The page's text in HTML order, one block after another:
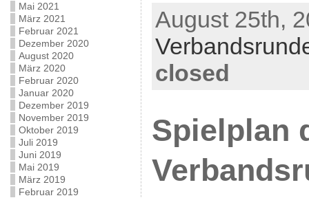
Mai 2021
März 2021
Februar 2021
Dezember 2020
August 2020
März 2020
Februar 2020
Januar 2020
Dezember 2019
November 2019
Oktober 2019
Juli 2019
Juni 2019
Mai 2019
März 2019
Februar 2019
August 25th,
closed
Spielplan